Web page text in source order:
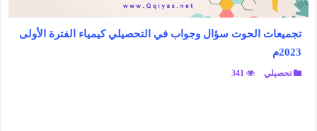
تجميعات الحوت سؤال وجواب في التحصيلي كيمياء الفترة الأولى
2023م
تحصيلي 341